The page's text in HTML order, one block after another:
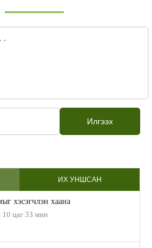
Илгээх
ИХ УНШСАН
хэсэгчлэн хаана
10 цаг 33 мин